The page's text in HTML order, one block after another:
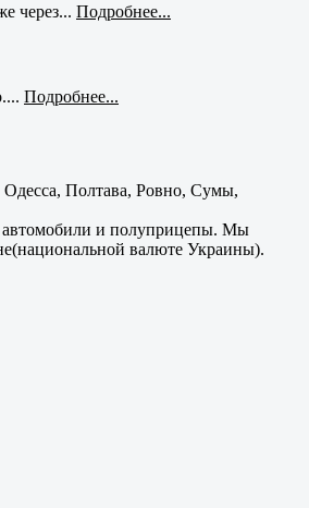
через... Подробнее...
Подробнее...
Полтава, Ровно, Сумы,
автомобили и полуприцепы. Мы
валюте Украины).